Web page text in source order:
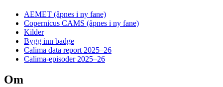
AEMET (åpnes i ny fane)
Copernicus CAMS (åpnes i ny fane)
Kilder
Bygg inn badge
Calima data report 2025–26
Calima-episoder 2025–26
Om